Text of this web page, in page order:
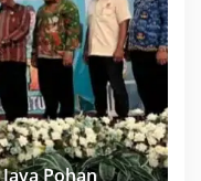
Pohan